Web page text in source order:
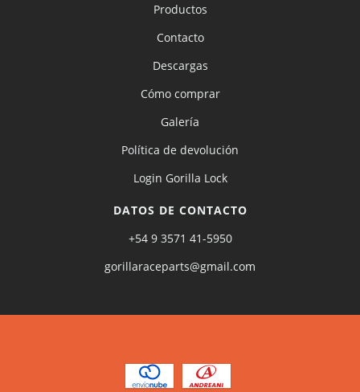
Productos
Contacto
Descargas
Cómo comprar
Galería
Política de devolución
Login Gorilla Lock
DATOS DE CONTACTO
+54 9 3571 41-5950
gorillaraceparts@gmail.com